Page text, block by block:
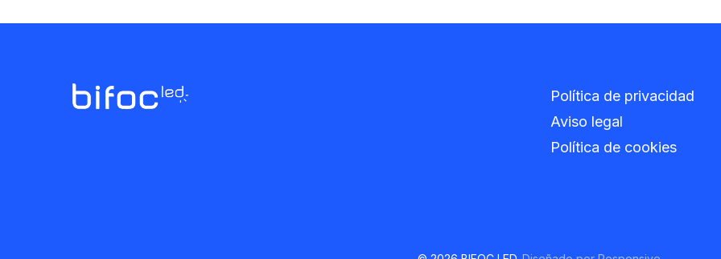
Política de privacidad
Aviso legal
Política de cookies